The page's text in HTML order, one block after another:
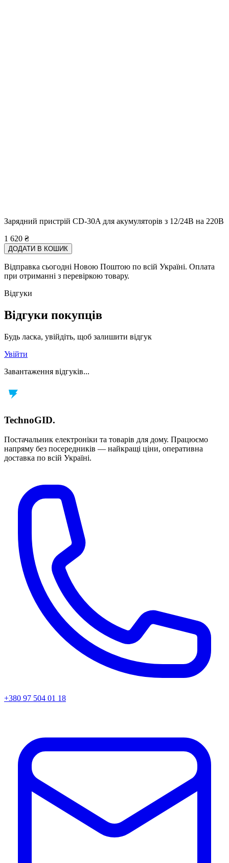
Зарядний пристрій CD-30A для акумуляторів з 12/24В на 220В
1 620 ₴
ДОДАТИ В КОШИК
Відправка сьогодні Новою Поштою по всій Україні. Оплата
при отриманні з перевіркою товару.
Відгуки
Відгуки покупців
Будь ласка, увійдіть, щоб залишити відгук
Увійти
Завантаження відгуків...
TechnoGID.
Постачальник електроніки та товарів для дому. Працюємо
напряму без посередників — найкращі ціни, оперативна
доставка по всій Україні.
+380 97 504 01 18